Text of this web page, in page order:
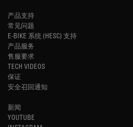
产品支持
常见问题
E-BIKE 系统 (HESC) 支持
产品服务
售服要求
TECH VIDEOS
保证
安全召回通知
新闻
YOUTUBE